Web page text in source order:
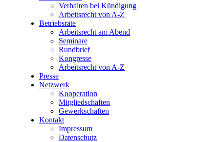
Verhalten bei Kündigung
Arbeitsrecht von A-Z
Betriebsräte
Arbeitsrecht am Abend
Seminare
Rundbrief
Kongresse
Arbeitsrecht von A-Z
Presse
Netzwerk
Kooperation
Mitgliedschaften
Gewerkschaften
Kontakt
Impressum
Datenschutz